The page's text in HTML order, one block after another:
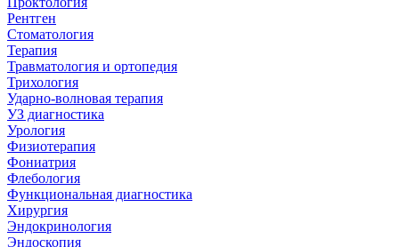
Рентген
Стоматология
Терапия
Травматология и ортопедия
Трихология
Ударно-волновая терапия
УЗ диагностика
Урология
Физиотерапия
Фониатрия
Флебология
Функциональная диагностика
Хирургия
Эндокринология
Эндоскопия